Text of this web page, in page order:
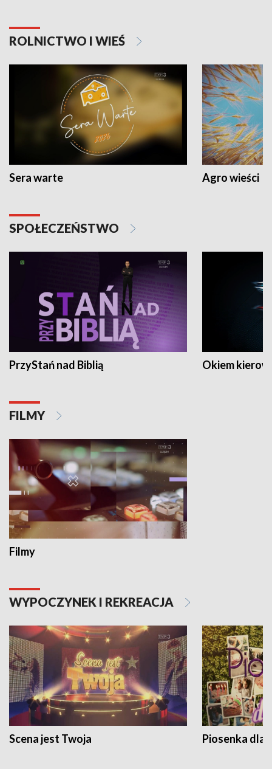
ROLNICTWO I WIEŚ
Sera warte Agro wieści
SPOŁECZEŃSTWO
PrzyStań nad Biblią Okiem
FILMY
Filmy
WYPOCZYNEK I REKREACJA
Scena jest Twoja Piosenka dla